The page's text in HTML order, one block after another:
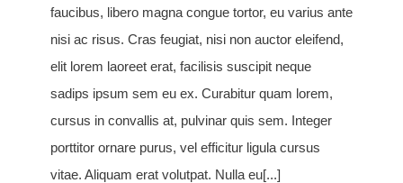
faucibus, libero magna congue tortor, eu varius ante
nisi ac risus. Cras feugiat, nisi non auctor eleifend,
elit lorem laoreet erat, facilisis suscipit neque
sadips ipsum sem eu ex. Curabitur quam lorem,
cursus in convallis at, pulvinar quis sem. Integer
porttitor ornare purus, vel efficitur ligula cursus
vitae. Aliquam erat volutpat. Nulla eu[...]